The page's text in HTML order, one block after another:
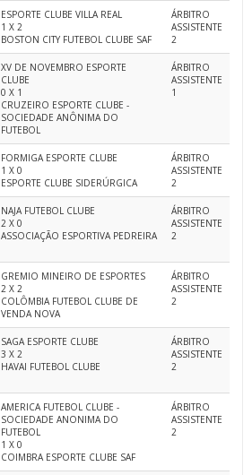
ESPORTE CLUBE VILLA REAL
1 X 2
BOSTON CITY FUTEBOL CLUBE SAF
ÁRBITRO
ASSISTENTE
2
XV DE NOVEMBRO ESPORTE
CLUBE
0 X 1
CRUZEIRO ESPORTE CLUBE -
SOCIEDADE ANÔNIMA DO
FUTEBOL
ÁRBITRO
ASSISTENTE
1
FORMIGA ESPORTE CLUBE
1 X 0
ESPORTE CLUBE SIDERÚRGICA
ÁRBITRO
ASSISTENTE
2
NAJA FUTEBOL CLUBE
2 X 0
ASSOCIAÇÃO ESPORTIVA PEDREIRA
ÁRBITRO
ASSISTENTE
2
GREMIO MINEIRO DE ESPORTES
2 X 2
COLÔMBIA FUTEBOL CLUBE DE
VENDA NOVA
ÁRBITRO
ASSISTENTE
2
SAGA ESPORTE CLUBE
3 X 2
HAVAI FUTEBOL CLUBE
ÁRBITRO
ASSISTENTE
2
AMERICA FUTEBOL CLUBE -
SOCIEDADE ANONIMA DO
FUTEBOL
1 X 0
COIMBRA ESPORTE CLUBE SAF
ÁRBITRO
ASSISTENTE
2